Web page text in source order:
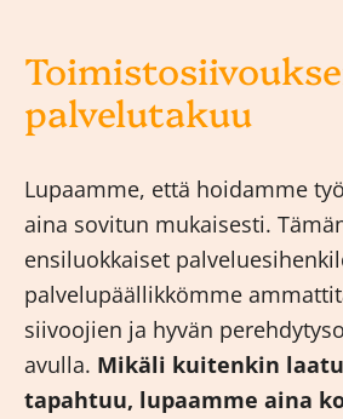
palvelutakuu
Lupaamme, että hoidamme
aina sovitun mukaisesti.
ensiluokkaiset
palvelupäällikkömme
siivoojien ja hyvän
avulla. Mikäli kuitenkin
tapahtuu, lupaamme aina